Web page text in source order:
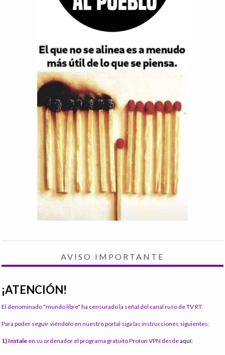
AVISO IMPORTANTE
¡ATENCIÓN!
El denominado "mundo libre" ha censurado la señal del canal ruso de TV RT.
Para poder seguir viéndolo en nuestro portal siga las instrucciones siguientes:
1) Instale en su ordenador el programa gratuito Proton VPN desdeaquí: